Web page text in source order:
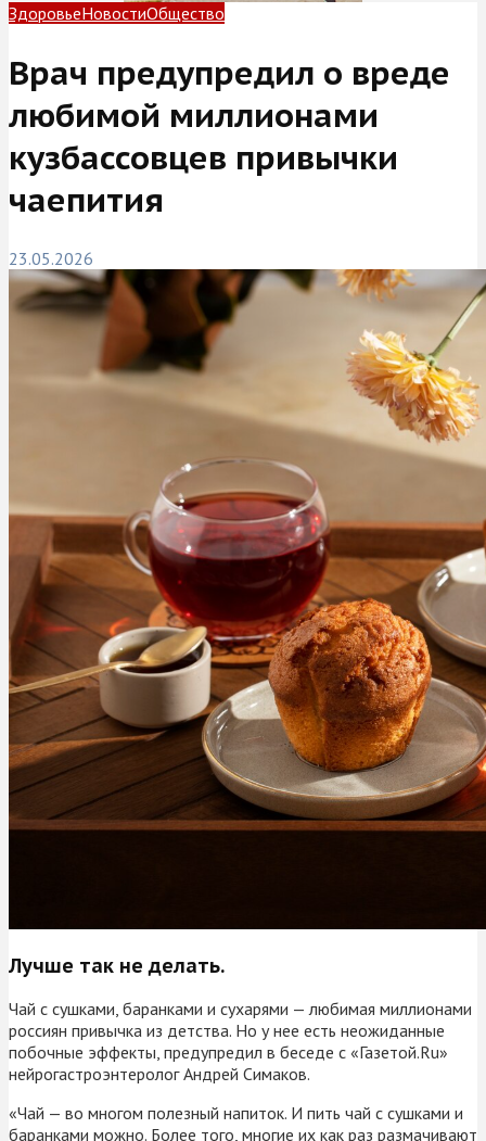
ЗдоровьеНовостиОбщество
Врач предупредил о вреде
любимой миллионами
кузбассовцев привычки
чаепития
23.05.2026
Лучше так не делать.
Чай с сушками, баранками и сухарями — любимая миллионами
россиян привычка из детства. Но у нее есть неожиданные
побочные эффекты, предупредил в беседе с «Газетой.Ru»
нейрогастроэнтеролог Андрей Симаков.
«Чай — во многом полезный напиток. И пить чай с сушками и
баранками можно. Более того, многие их как раз размачивают